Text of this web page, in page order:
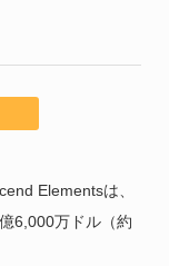
Elementsは、
6,000万ドル（約